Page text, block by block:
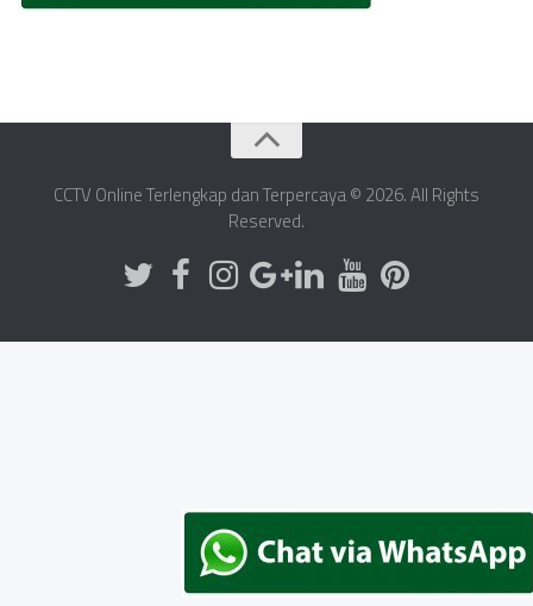
CCTV Online Terlengkap dan Terpercaya © 2026. All Rights
Reserved.